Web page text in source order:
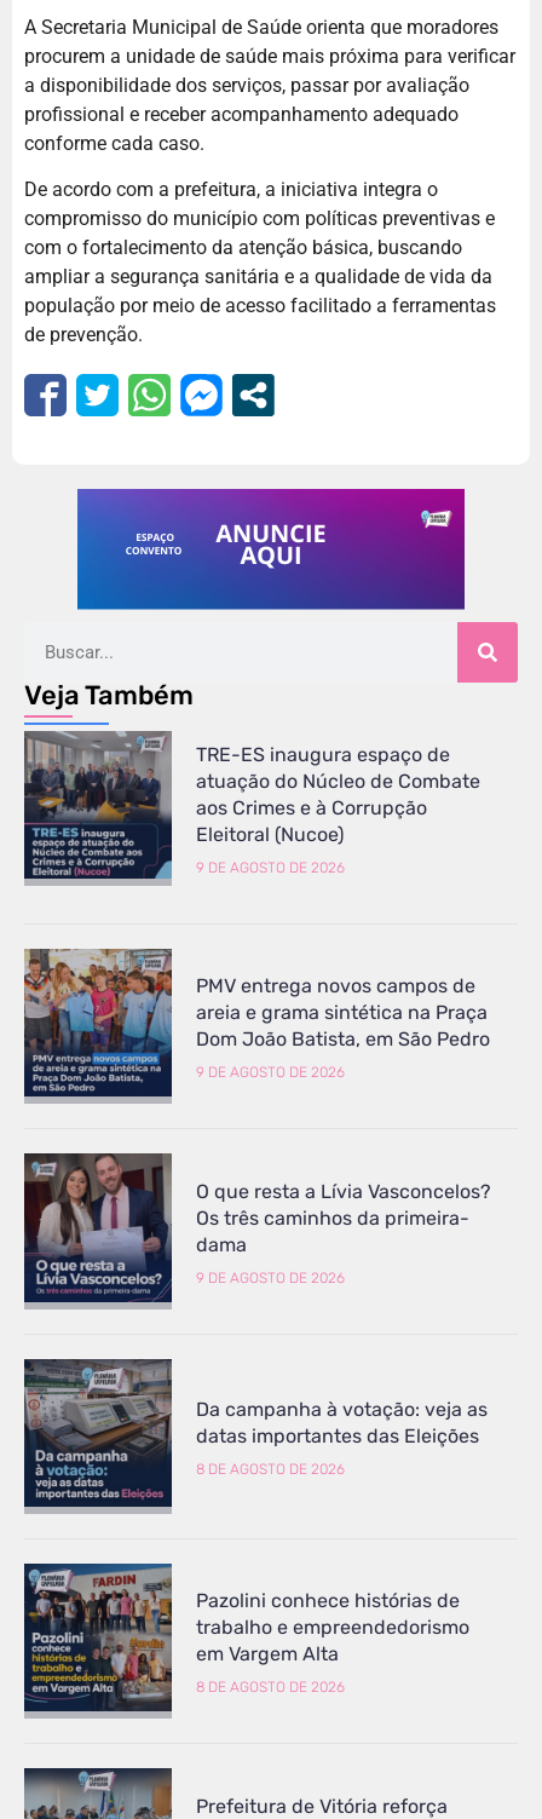
A Secretaria Municipal de Saúde orienta que moradores
procurem a unidade de saúde mais próxima para verificar
a disponibilidade dos serviços, passar por avaliação
profissional e receber acompanhamento adequado
conforme cada caso.
De acordo com a prefeitura, a iniciativa integra o
compromisso do município com políticas preventivas e
com o fortalecimento da atenção básica, buscando
ampliar a segurança sanitária e a qualidade de vida da
população por meio de acesso facilitado a ferramentas
de prevenção.
Veja Também
TRE-ES inaugura espaço de
atuação do Núcleo de Combate
aos Crimes e à Corrupção
Eleitoral (Nucoe)
9 DE AGOSTO DE 2026
PMV entrega novos campos de
areia e grama sintética na Praça
Dom João Batista, em São Pedro
9 DE AGOSTO DE 2026
O que resta a Lívia Vasconcelos?
Os três caminhos da primeira-
dama
9 DE AGOSTO DE 2026
Da campanha à votação: veja as
datas importantes das Eleições
8 DE AGOSTO DE 2026
Pazolini conhece histórias de
trabalho e empreendedorismo
em Vargem Alta
8 DE AGOSTO DE 2026
Prefeitura de Vitória reforça